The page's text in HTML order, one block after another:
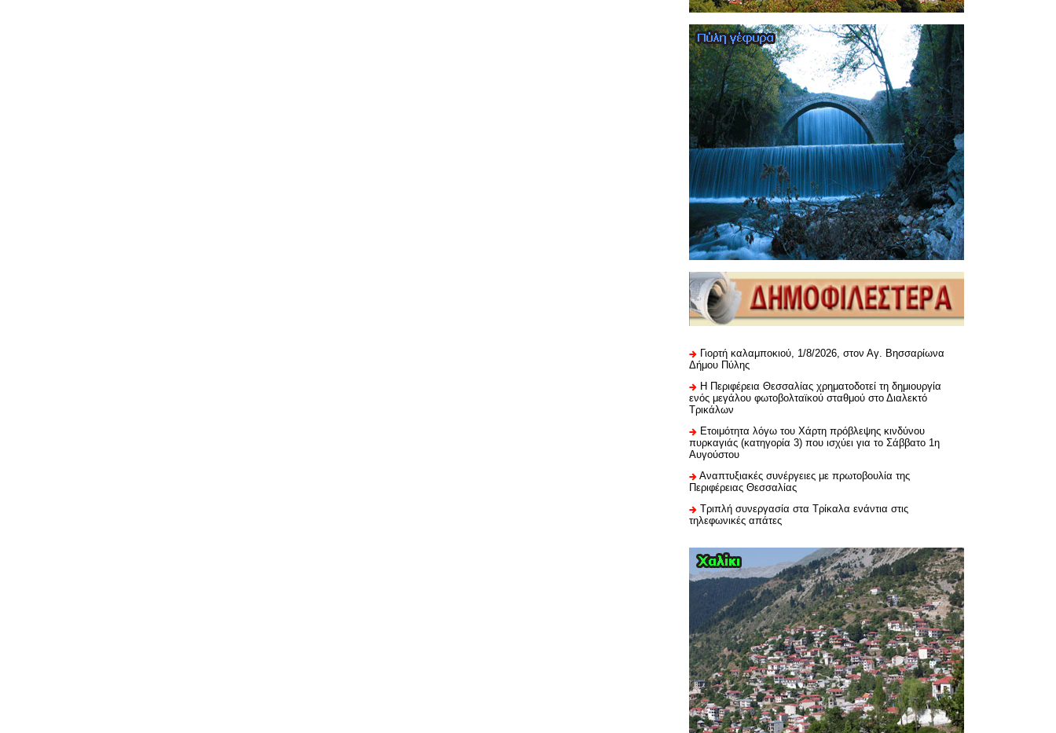
Γιορτή καλαμποκιού, 1/8/2026, στον Αγ. Βησσαρίωνα
Δήμου Πύλης
H Περιφέρεια Θεσσαλίας χρηματοδοτεί τη δημιουργία
ενός μεγάλου φωτοβολταϊκού σταθμού στο Διαλεκτό
Τρικάλων
Ετοιμότητα λόγω του Χάρτη πρόβλεψης κινδύνου
πυρκαγιάς (κατηγορία 3) που ισχύει για το Σάββατο 1η
Αυγούστου
Αναπτυξιακές συνέργειες με πρωτοβουλία της
Περιφέρειας Θεσσαλίας
Τριπλή συνεργασία στα Τρίκαλα ενάντια στις
τηλεφωνικές απάτες